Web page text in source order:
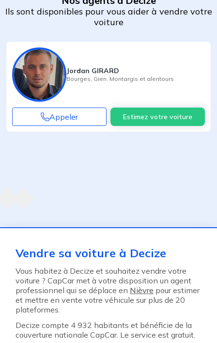
Ils sont disponibles pour vous aider à vendre votre
voiture
Jordan GIRARD
Bourges Gien Montargis et alentours
Appeler Estimez votre voiture
Vendre sa voiture à Decize
Vous habitez à Decize et souhaitez vendre votre
voiture ? CapCar met à votre disposition un agent
professionnel qui se déplace en Nièvre pour estimer
et mettre en vente votre véhicule sur plus de 20
plateformes.
Decize compte 4 932 habitants et bénéficie de la
couverture nationale CapCar. Le service est gratuit.